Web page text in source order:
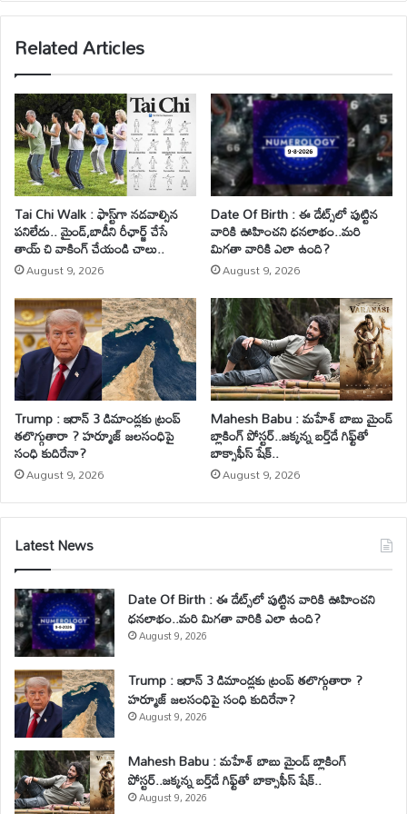
Related Articles
Tai Chi Walk : ఫాస్ట్‌గా నడవాల్సిన
పనిలేదు.. మైండ్‌,బాడీని రీఛార్జ్ చేసే
తాయ్ చి వాకింగ్‌ చేయండి చాలు..
August 9, 2026
Date Of Birth : ఈ డేట్స్‌లో పుట్టిన
వారికి ఊహించని ధనలాభం..మరి
మిగతా వారికి ఎలా ఉంది?
August 9, 2026
Trump : ఇరాన్ 3 డిమాండ్లకు ట్రంప్
తలొగ్గుతారా ? హర్మూజ్ జలసంధిపై
సంధి కుదిరేనా?
August 9, 2026
Mahesh Babu : మహేశ్‌ బాబు మైండ్
బ్లాకింగ్ పోస్టర్..జక్కన్న బర్త్‌డే గిఫ్ట్‌తో
బాక్సాఫీస్ షేక్..
August 9, 2026
Latest News
Date Of Birth : ఈ డేట్స్‌లో పుట్టిన వారికి ఊహించని
ధనలాభం..మరి మిగతా వారికి ఎలా ఉంది?
August 9, 2026
Trump : ఇరాన్ 3 డిమాండ్లకు ట్రంప్ తలొగ్గుతారా ?
హర్మూజ్ జలసంధిపై సంధి కుదిరేనా?
August 9, 2026
Mahesh Babu : మహేశ్‌ బాబు మైండ్ బ్లాకింగ్
పోస్టర్..జక్కన్న బర్త్‌డే గిఫ్ట్‌తో బాక్సాఫీస్ షేక్..
August 9, 2026